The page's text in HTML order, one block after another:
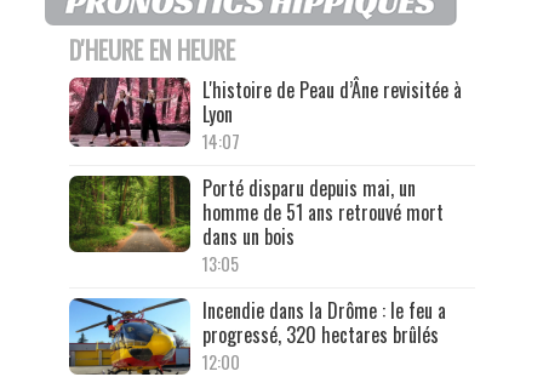
D'HEURE EN HEURE
L'histoire de Peau d’Âne revisitée à
Lyon
14:07
Porté disparu depuis mai, un
homme de 51 ans retrouvé mort
dans un bois
13:05
Incendie dans la Drôme : le feu a
progressé, 320 hectares brûlés
12:00